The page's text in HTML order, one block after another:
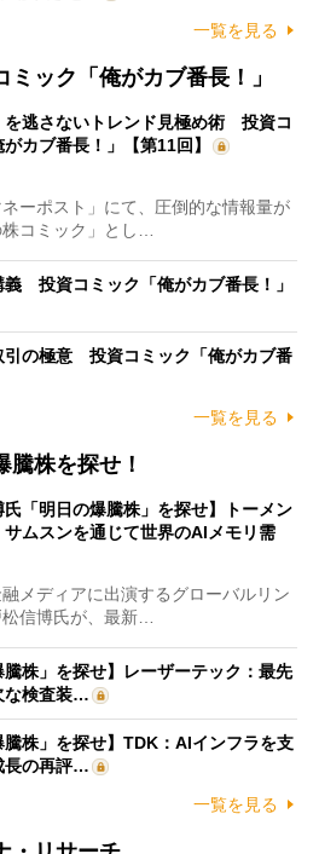
一覧を見る
ック「俺がカブ番長！」
を逃さないトレンド見極め術 投資コ
がカブ番長！」【第11回】
ーポスト」にて、圧倒的な情報量が
コミック」とし…
投資コミック「俺がカブ番長！」
引の極意 投資コミック「俺がカブ番
一覧を見る
騰株を探せ！
氏「明日の爆騰株」を探せ】トーメン
サムスンを通じて世界のAIメモリ需
メディアに出演するグローバルリン
信博氏が、最新…
騰株」を探せ】レーザーテック：最先
な検査装…
騰株」を探せ】TDK：AIインフラを支
長の再評…
一覧を見る